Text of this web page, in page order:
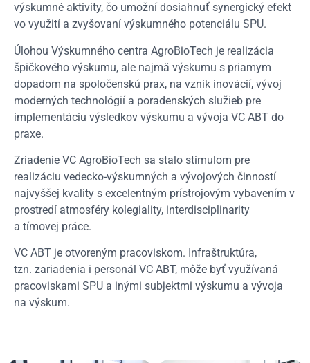
výskumné aktivity, čo umožní dosiahnuť synergický efekt
vo využití a zvyšovaní výskumného potenciálu SPU.
Úlohou Výskumného centra AgroBioTech je realizácia
špičkového výskumu, ale najmä výskumu s priamym
dopadom na spoločenskú prax, na vznik inovácií, vývoj
moderných technológií a poradenských služieb pre
implementáciu výsledkov výskumu a vývoja VC ABT do
praxe.
Zriadenie VC AgroBioTech sa stalo stimulom pre
realizáciu vedecko-výskumných a vývojových činností
najvyššej kvality s excelentným prístrojovým vybavením v
prostredí atmosféry kolegiality, interdisciplinarity
a tímovej práce.
VC ABT je otvoreným pracoviskom. Infraštruktúra,
tzn. zariadenia i personál VC ABT, môže byť využívaná
pracoviskami SPU a inými subjektmi výskumu a vývoja
na výskum.